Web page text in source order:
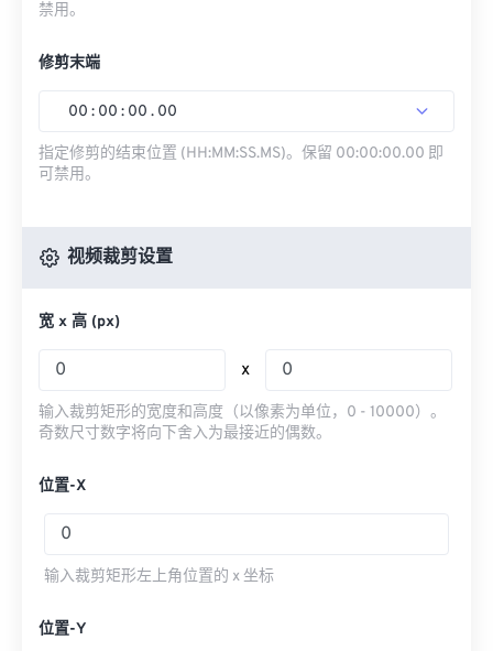
禁用。
修剪末端
00 : 00 : 00 . 00
指定修剪的结束位置 (HH:MM:SS.MS)。保留 00:00:00.00 即
可禁用。
视频裁剪设置
宽 x 高 (px)
x
输入裁剪矩形的宽度和高度（以像素为单位，0 - 10000）。
奇数尺寸数字将向下舍入为最接近的偶数。
位置-X
输入裁剪矩形左上角位置的 x 坐标
位置-Y